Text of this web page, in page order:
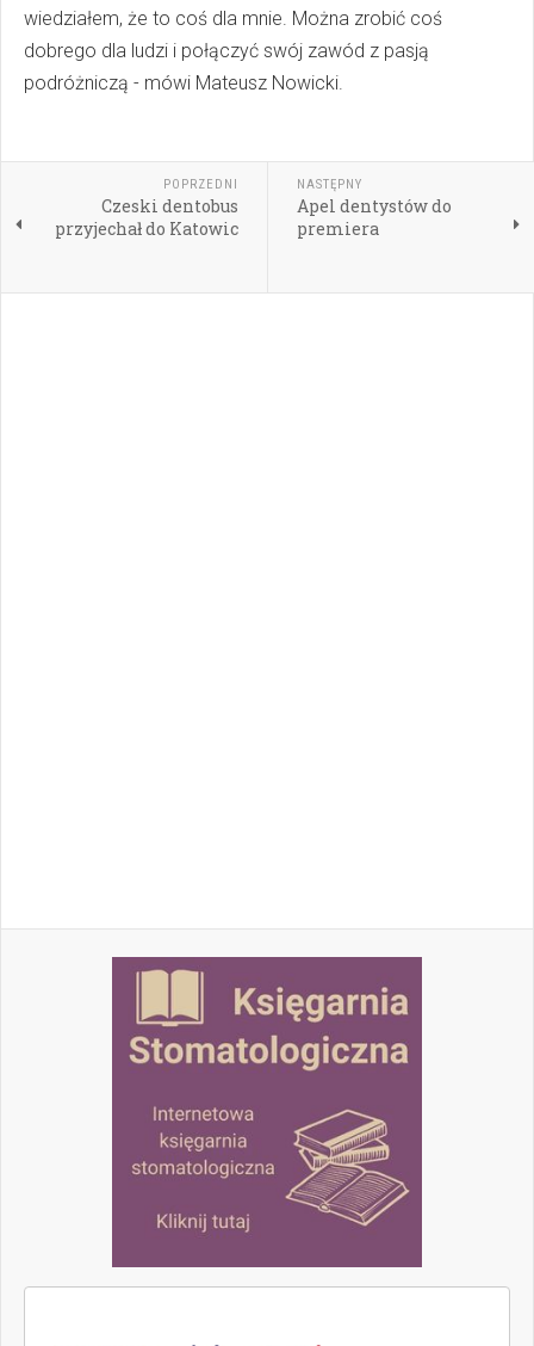
wiedziałem, że to coś dla mnie. Można zrobić coś
dobrego dla ludzi i połączyć swój zawód z pasją
podróżniczą - mówi Mateusz Nowicki.
POPRZEDNI
Czeski dentobus
przyjechał do Katowic
NASTĘPNY
Apel dentystów do
premiera